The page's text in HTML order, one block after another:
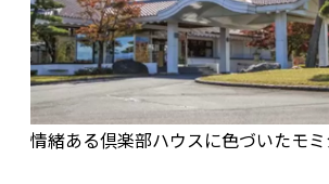
情緒ある倶楽部ハウスに色づいたモミ